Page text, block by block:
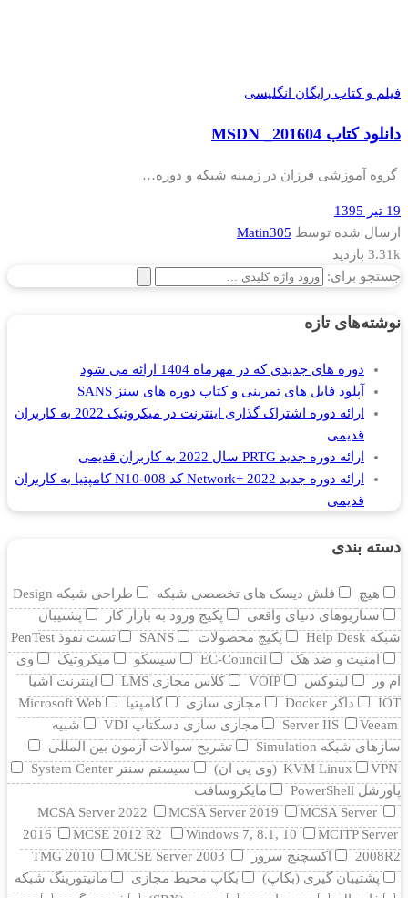
فیلم و کتاب رایگان انگلیسی
دانلود کتاب MSDN _201604
گروه آموزشی فرزان در زمینه شبکه و دوره…
19 تیر 1395
ارسال شده توسط Matin305
3.31k بازدید
جستجو برای:
نوشته‌های تازه
دوره های جدیدی که در مهرماه 1404 ارائه می شود
آپلود فایل های تمرینی و کتاب دوره های سنز SANS
ارائه دوره اشتراک گذاری اینترنت در میکروتیک 2022 به کاربران
قدیمی
ارائه دوره جدید PRTG سال 2022 به کاربران قدیمی
ارائه دوره جدید Network+ 2022 کد N10-008 کامپتیا به کاربران
قدیمی
دسته بندی
هیچ فلش دیسک های تخصصی شبکه
طراحی شبکه Design
سناریوهای دنیای واقعی
پکیج ورود به بازار کار
پشتیبان
شبکه Help Desk
پکیچ محصولات SANS
تست نفوذ PenTest
امنیت و ضد هک
EC-Council سیسکو میکروتیک
وی
ام ور
لینوکس VOIP کلاس مجازی LMS
اینترنت اشیا
IOT
داکر Docker مجازی سازی کامپتیا
Microsoft Web
Server IIS
Veeam مجازی سازی دسکتاپ VDI
شبیه
سازهای شبکه Simulation
تشریح سوالات آزمون بین المللی
KVM Linux
VPN (وی پی ان)
سیستم سنتر System Center
پاورشل PowerShell
مایکروسافت
MCSA Server 2022
MCSA Server 2019
MCSA Server
2016
MCSE 2012 R2 Windows 7, 8.1, 10
MCITP Server
2008R2
اکسچنج سرور TMG 2010
MCSE Server 2003
پشتیبان گیری (بکاپ)
بکاپ محیط مجازی
مانيتورينگ شبکه